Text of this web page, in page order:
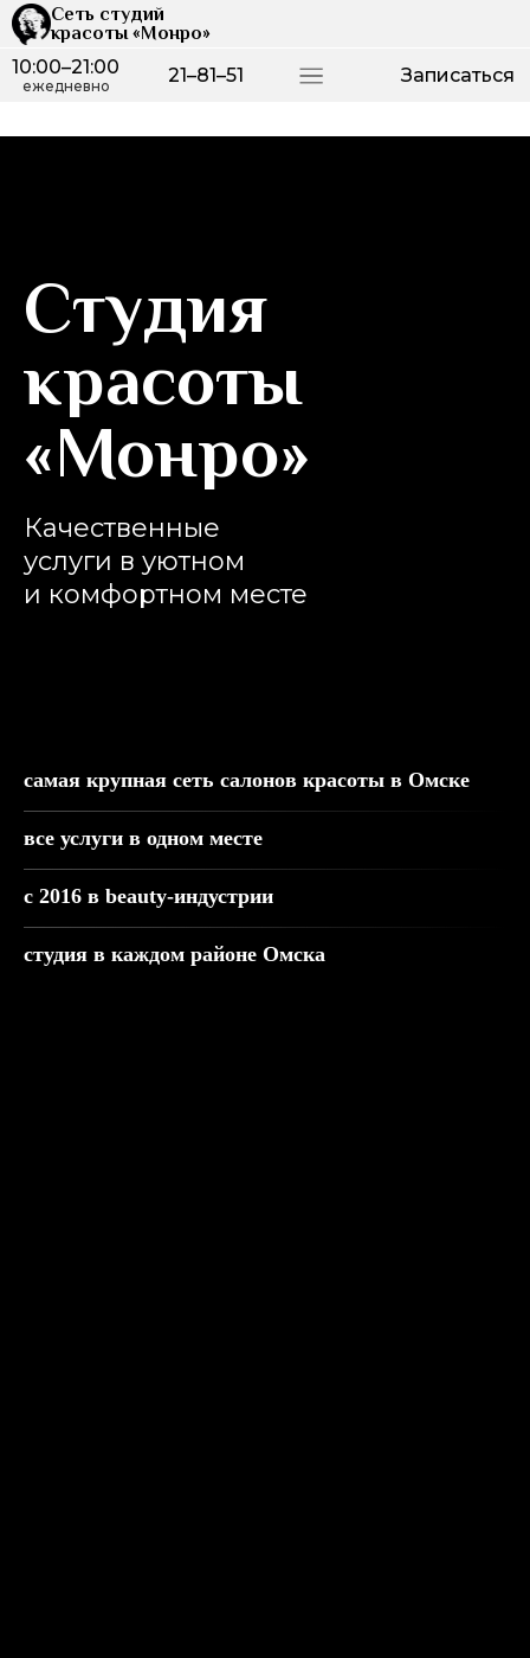
Сеть студий
красоты «Монро»
10:00–21:00
ежедневно 21–81–51 Записаться
Студия
красоты
«Монро»
Качественные
услуги в уютном
и комфортном месте
самая крупная сеть салонов красоты в Омске
все услуги в одном месте
с 2016 в beauty-индустрии
студия в каждом районе Омска